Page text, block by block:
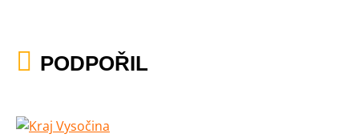
PODPOŘIL